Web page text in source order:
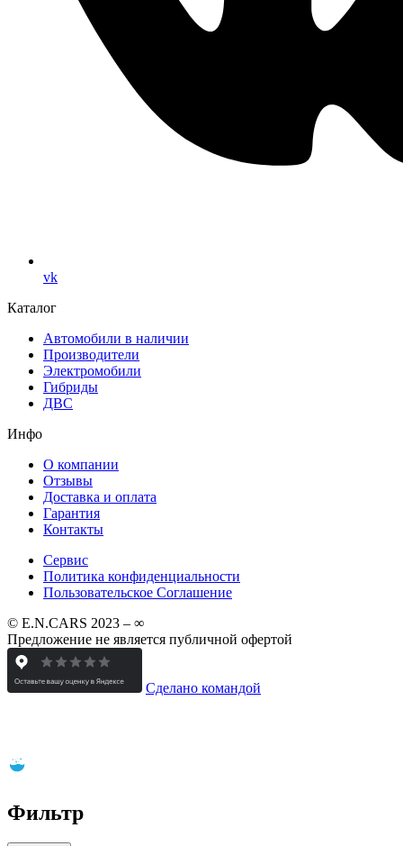
vk
Каталог
Автомобили в наличии
Производители
Электромобили
Гибриды
ДВС
Инфо
О компании
Отзывы
Доставка и оплата
Гарантия
Контакты
Сервис
Политика конфиденциальности
Пользовательское Соглашение
© E.N.CARS 2023 – ∞
Предложение не является публичной офертой
Сделано командой
Фильтр